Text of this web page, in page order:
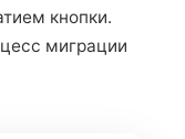
кнопки.
миграции